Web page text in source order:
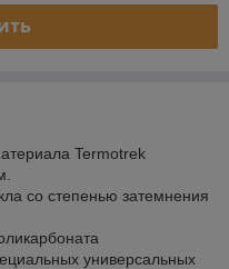
Termotrek
со степенью затемнения
универсальных